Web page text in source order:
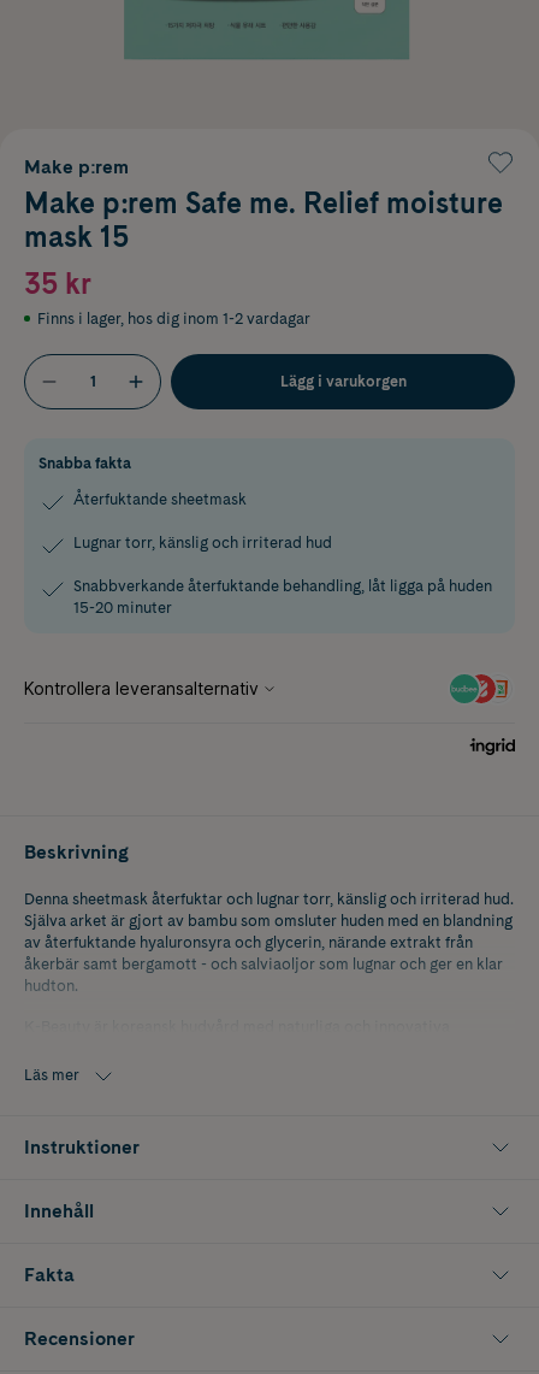
Make p:rem
Make p:rem Safe me. Relief moisture
mask 15
35 kr
Finns i lager, hos dig inom 1-2 vardagar
Lägg i varukorgen
Snabba fakta
Återfuktande sheetmask
Lugnar torr, känslig och irriterad hud
Snabbverkande återfuktande behandling, låt ligga på huden
15-20 minuter
Beskrivning
Denna sheetmask återfuktar och lugnar torr, känslig och irriterad hud.
Själva arket är gjort av bambu som omsluter huden med en blandning
av återfuktande hyaluronsyra och glycerin, närande extrakt från
åkerbär samt bergamott - och salviaoljor som lugnar och ger en klar
hudton.
Läs mer
Instruktioner
Innehåll
Fakta
Recensioner